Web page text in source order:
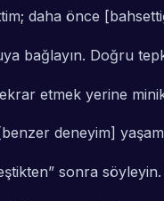
daha önce
bağlayın. Doğru
etmek yerine
deneyim]
sonra